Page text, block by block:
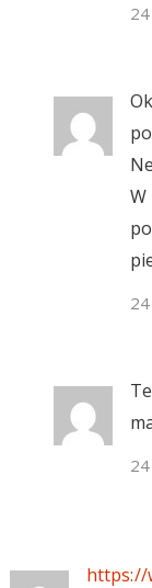
W
https://